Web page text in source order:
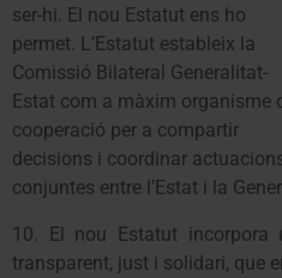
ser-hi. El nou Estatut ens ho
permet. L’Estatut estableix la
Comissió Bilateral Generalitat-
Estat com a màxim organisme
cooperació per a compartir
decisions i coordinar
conjuntes entre l’Estat i la
10. El nou Estatut incorpora
transparent, just i solidari, que